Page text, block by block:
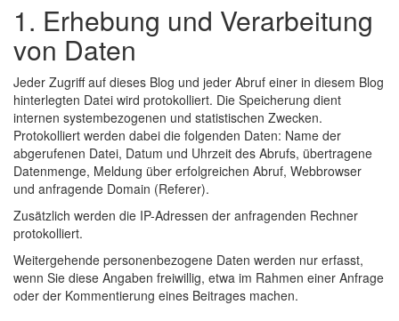
1. Erhebung und Verarbeitung
von Daten
Jeder Zugriff auf dieses Blog und jeder Abruf einer in diesem Blog
hinterlegten Datei wird protokolliert. Die Speicherung dient
internen systembezogenen und statistischen Zwecken.
Protokolliert werden dabei die folgenden Daten: Name der
abgerufenen Datei, Datum und Uhrzeit des Abrufs, übertragene
Datenmenge, Meldung über erfolgreichen Abruf, Webbrowser
und anfragende Domain (Referer).
Zusätzlich werden die IP-Adressen der anfragenden Rechner
protokolliert.
Weitergehende personenbezogene Daten werden nur erfasst,
wenn Sie diese Angaben freiwillig, etwa im Rahmen einer Anfrage
oder der Kommentierung eines Beitrages machen.